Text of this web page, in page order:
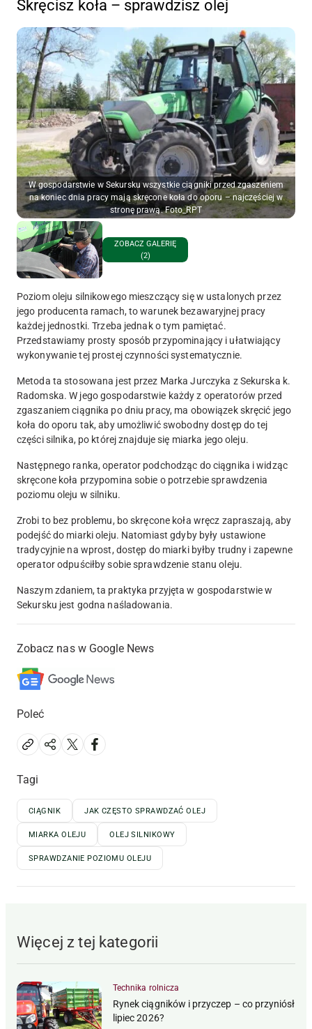
Skręcisz koła – sprawdzisz olej
W gospodarstwie w Sekursku wszystkie ciągniki przed zgaszeniem
na koniec dnia pracy mają skręcone koła do oporu – najczęściej w
stronę prawą. Foto_RPT
ZOBACZ GALERIĘ
(2)
Poziom oleju silnikowego mieszczący się w ustalonych przez
jego producenta ramach, to warunek bezawaryjnej pracy
każdej jednostki. Trzeba jednak o tym pamiętać.
Przedstawiamy prosty sposób przypominający i ułatwiający
wykonywanie tej prostej czynności systematycznie.
Metoda ta stosowana jest przez Marka Jurczyka z Sekurska k.
Radomska. W jego gospodarstwie każdy z operatorów przed
zgaszaniem ciągnika po dniu pracy, ma obowiązek skręcić jego
koła do oporu tak, aby umożliwić swobodny dostęp do tej
części silnika, po której znajduje się miarka jego oleju.
Następnego ranka, operator podchodząc do ciągnika i widząc
skręcone koła przypomina sobie o potrzebie sprawdzenia
poziomu oleju w silniku.
Zrobi to bez problemu, bo skręcone koła wręcz zapraszają, aby
podejść do miarki oleju. Natomiast gdyby były ustawione
tradycyjnie na wprost, dostęp do miarki byłby trudny i zapewne
operator odpuściłby sobie sprawdzenie stanu oleju.
Naszym zdaniem, ta praktyka przyjęta w gospodarstwie w
Sekursku jest godna naśladowania.
Zobacz nas w Google News
Poleć
Tagi
CIĄGNIK JAK CZĘSTO SPRAWDZAĆ OLEJ
MIARKA OLEJU OLEJ SILNIKOWY
SPRAWDZANIE POZIOMU OLEJU
Więcej z tej kategorii
Technika rolnicza
Rynek ciągników i przyczep – co przyniósł
lipiec 2026?